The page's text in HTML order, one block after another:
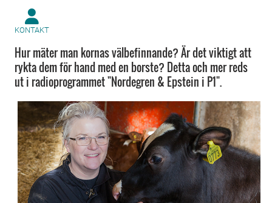
KONTAKT
Hur mäter man kornas välbefinnande? Är det viktigt att
rykta dem för hand med en borste? Detta och mer reds
ut i radioprogrammet "Nordegren & Epstein i P1".